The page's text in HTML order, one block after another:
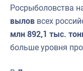
Росрыболовства
вылов всех
млн 892,1 тыс.
больше уровня